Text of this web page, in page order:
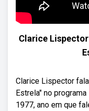
Clarice
Clarice Lispector
Estrela" no
1977, ano em que